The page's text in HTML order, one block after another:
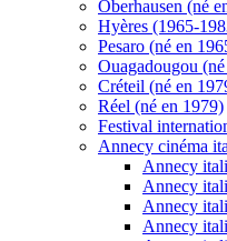
Oberhausen (né
Hyères (1965-
Pesaro (né en
Ouagadougou
Créteil (né en
Réel (né en 1979)
Festival
Annecy cinéma
Annecy
Annecy
Annecy
Annecy